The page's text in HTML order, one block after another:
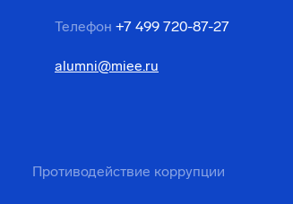
Телефон +7 499 720-87-27
alumni@miee.ru
Противодействие коррупции